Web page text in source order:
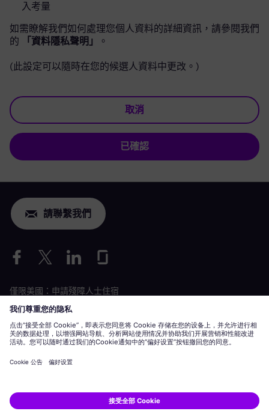
入考量
如需瞭解我們如何處理您個人資料的詳細資訊，請參閱我們
的
「資料隱私聲明」 。
(此設定可以隨時在您的候選人資料中更改。)
取消
已確認
請聯繫我們
僅限美國：申請殘障人士住宿
勞動條件申請
Siemens Energy 是 Siemens AG 授權的商標。